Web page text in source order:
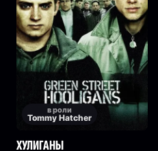
в роли
Tommy Hatcher
ХУЛИГАНЫ